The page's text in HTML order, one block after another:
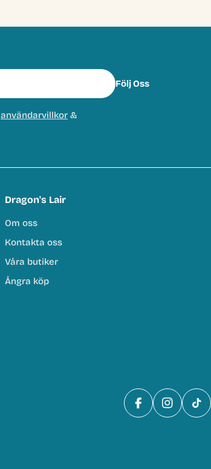
Följ Oss
användarvillkor &
Dragon's Lair
Om oss
Kontakta oss
Våra butiker
Ångra köp
Facebook